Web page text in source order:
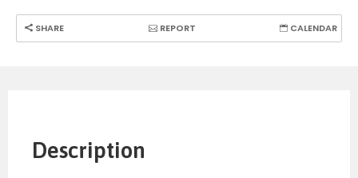
SHARE REPORT CALENDAR
Description